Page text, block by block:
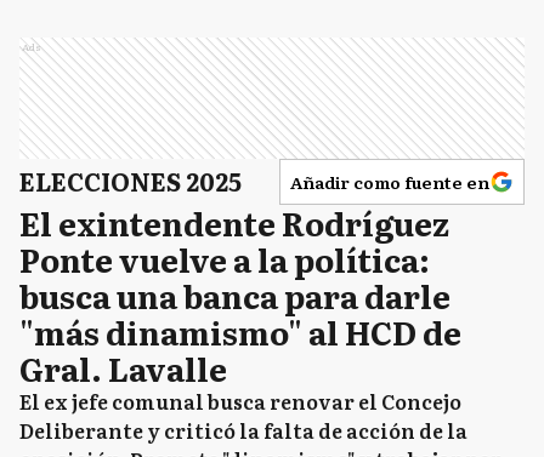
Ads
ELECCIONES 2025 Añadir como fuente en
El exintendente Rodríguez
Ponte vuelve a la política:
busca una banca para darle
"más dinamismo" al HCD de
Gral. Lavalle
El ex jefe comunal busca renovar el Concejo
Deliberante y criticó la falta de acción de la